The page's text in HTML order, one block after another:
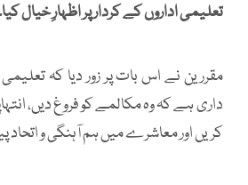
تعلیمی اداروں کے کردار پر اظہارِ خیال
مقررین نے اس بات پر زور دیا کہ
داری ہے کہ وہ مکالمے کو فروغ دیں،
کریں اور معاشرے میں ہم آہنگی و اتحاد